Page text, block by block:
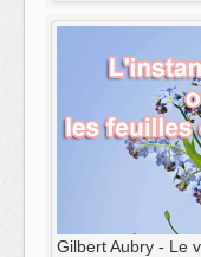
Gilbert Aubry - Le